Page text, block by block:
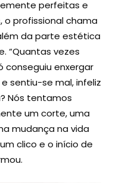
perfeitas e
o profissional chama
da parte estética
“Quantas vezes
conseguiu enxergar
sentiu-se mal, infeliz
Nós tentamos
um corte, uma
mudança na vida
clico e o início de